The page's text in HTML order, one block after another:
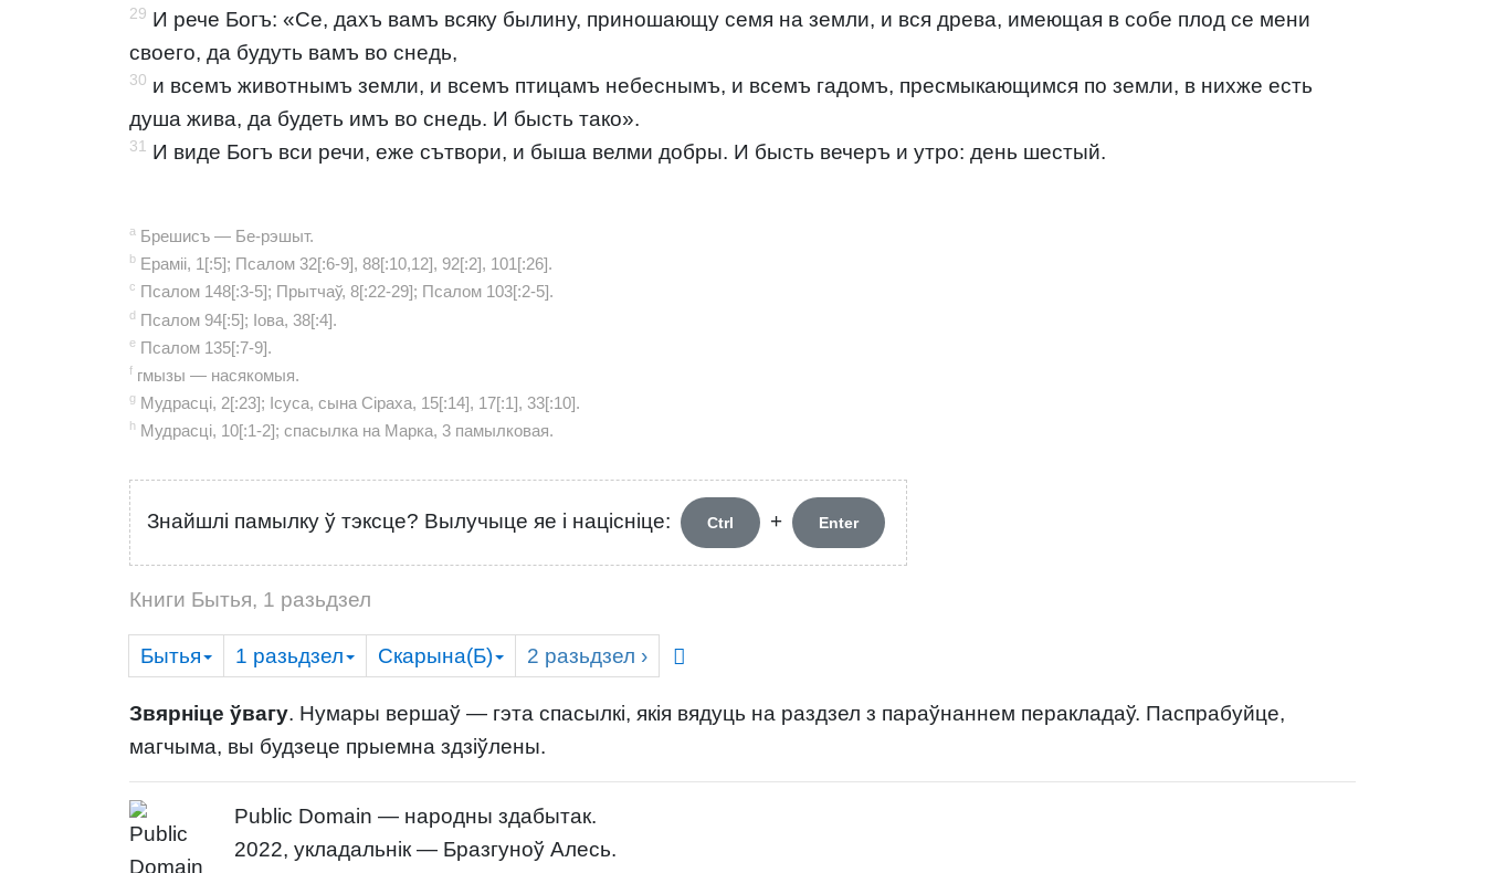
29 И рече Богъ: «Се, дахъ вамъ всяку былину, приношающу семя на земли, и вся древа, имеющая в собе плод се мени
своего, да будуть вамъ во снедь,
30 и всемъ животнымъ земли, и всемъ птицамъ небеснымъ, и всемъ гадомъ, пресмыкающимся по земли, в нихже есть
душа жива, да будеть имъ во снедь. И бысть тако».
31 И виде Богъ вси речи, еже сътвори, и быша велми добры. И бысть вечеръ и утро: день шестый.
a Брешисъ — Бе-рэшыт.
b Ераміі, 1[:5]; Псалом 32[:6-9], 88[:10,12], 92[:2], 101[:26].
c Псалом 148[:3-5]; Прытчаў, 8[:22-29]; Псалом 103[:2-5].
d Псалом 94[:5]; Іова, 38[:4].
e Псалом 135[:7-9].
f гмызы — насякомыя.
g Мудрасці, 2[:23]; Ісуса, сына Сіраха, 15[:14], 17[:1], 33[:10].
h Мудрасці, 10[:1-2]; спасылка на Марка, 3 памылковая.
Знайшлі памылку ў тэксце? Вылучыце яе і націсніце: Ctrl + Enter
Книги Бытья, 1 разьдзел
Бытья 1 разьдзел Скарына(Б) 2 разьдзел ›
Звярніце ўвагу. Нумары вершаў — гэта спасылкі, якія вядуць на раздзел з параўнаннем перакладаў. Паспрабуйце,
магчыма, вы будзеце прыемна здзіўлены.
Public Domain — народны здабытак.
2022, укладальнік — Бразгуноў Алесь.